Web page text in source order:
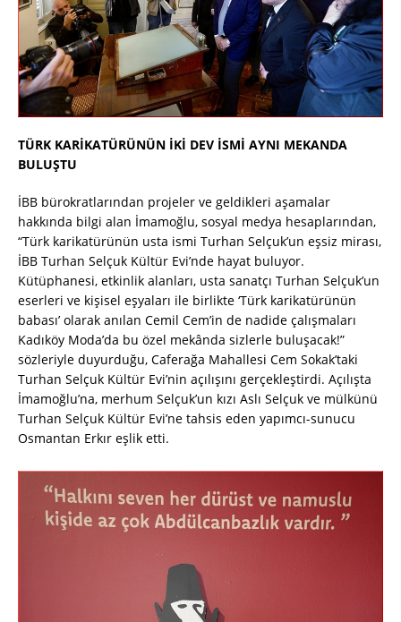
TÜRK KARİKATÜRÜNÜN İKİ DEV İSMİ AYNI MEKANDA
BULUŞTU
İBB bürokratlarından projeler ve geldikleri aşamalar
hakkında bilgi alan İmamoğlu, sosyal medya hesaplarından,
“Türk karikatürünün usta ismi Turhan Selçuk’un eşsiz mirası,
İBB Turhan Selçuk Kültür Evi’nde hayat buluyor.
Kütüphanesi, etkinlik alanları, usta sanatçı Turhan Selçuk’un
eserleri ve kişisel eşyaları ile birlikte ‘Türk karikatürünün
babası’ olarak anılan Cemil Cem’in de nadide çalışmaları
Kadıköy Moda’da bu özel mekânda sizlerle buluşacak!”
sözleriyle duyurduğu, Caferağa Mahallesi Cem Sokak’taki
Turhan Selçuk Kültür Evi’nin açılışını gerçekleştirdi. Açılışta
İmamoğlu’na, merhum Selçuk’un kızı Aslı Selçuk ve mülkünü
Turhan Selçuk Kültür Evi’ne tahsis eden yapımcı-sunucu
Osmantan Erkır eşlik etti.